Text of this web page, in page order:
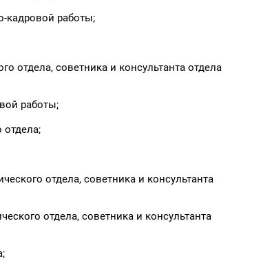
кадровой работы;
отдела, советника и консультанта отдела
работы;
отдела;
отдела, советника и консультанта
отдела, советника и консультанта